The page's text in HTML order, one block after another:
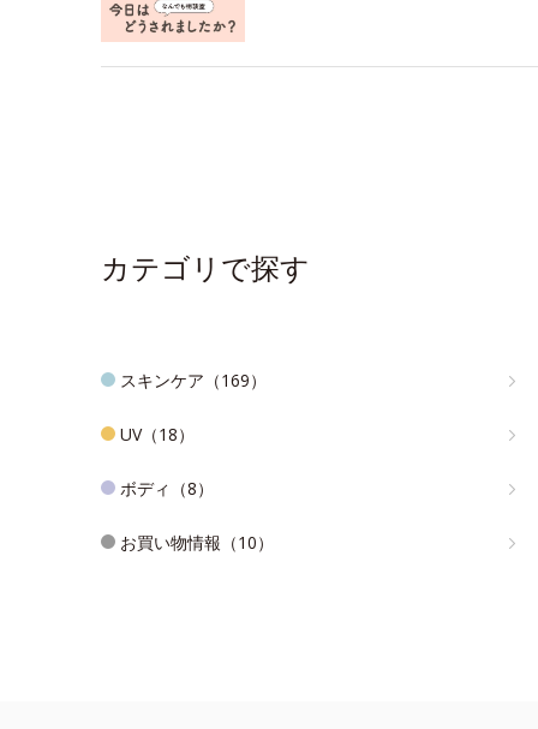
カテゴリで探す
スキンケア（169）
UV（18）
ボディ（8）
お買い物情報（10）